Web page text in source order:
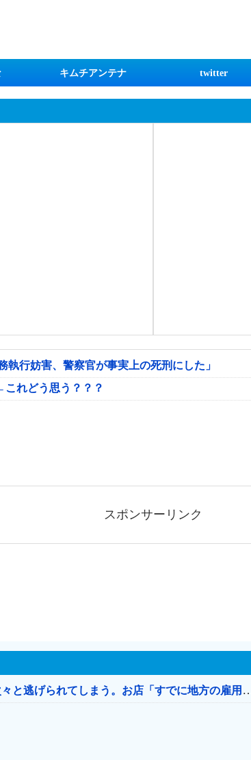
キムチアンテナ twitter
行妨害、警察官が事実上の死刑にした」
れどう思う？？？
スポンサーリンク
日本のお店、時給1500円でもミャンマー人に次々と逃げら